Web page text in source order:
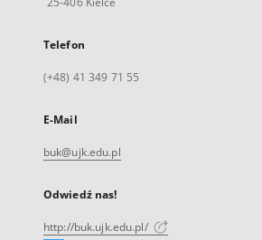
Telefon
(+48) 41 349 71 55
E-Mail
buk@ujk.edu.pl
Odwiedź nas!
http://buk.ujk.edu.pl/